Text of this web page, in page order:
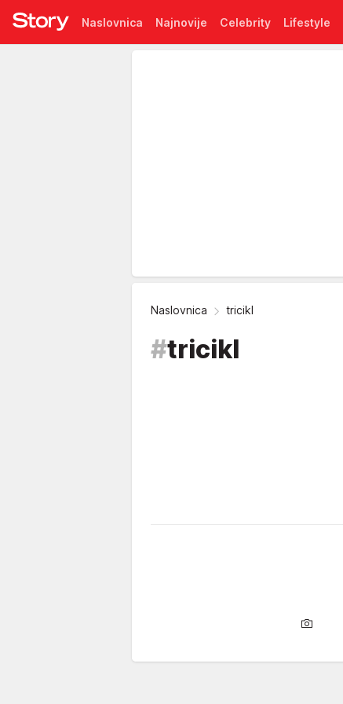
Naslovnica Najnovije Celebrity Lifestyle
Naslovnica tricikl
#tricikl